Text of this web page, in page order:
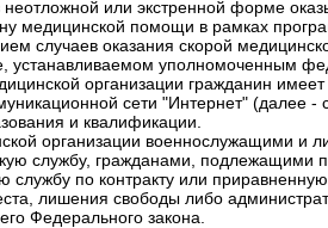
или экстренной форме
медицинской помощи в рамках
случаев оказания скорой
устанавливаемом уполномоченным
организации гражданин
сети "Интернет" (далее -
и квалификации.
организации военнослужащими
службу, гражданами,
по контракту или
лишения свободы либо
Федерального закона.